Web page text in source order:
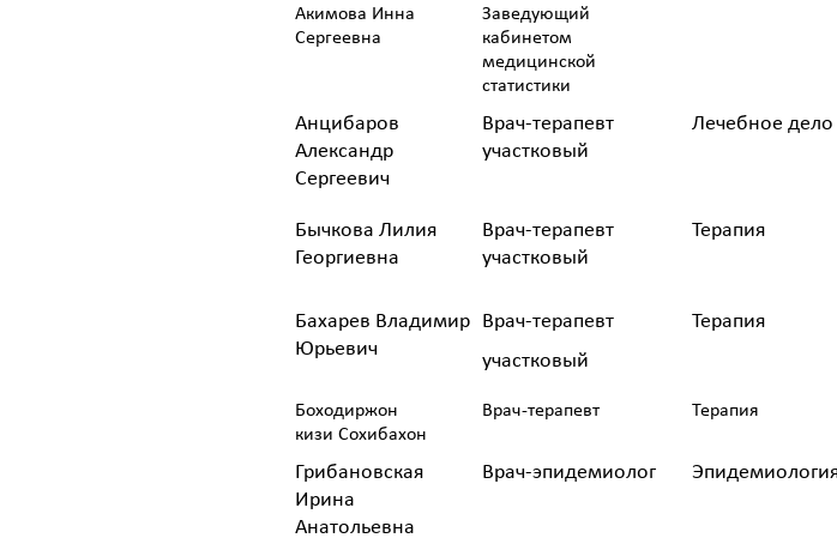
Акимова Инна
Сергеевна
Заведующий
кабинетом
медицинской
статистики
Анцибаров
Александр
Сергеевич
Врач-терапевт
участковый
Лечебное дело
Бычкова Лилия
Георгиевна
Врач-терапевт
участковый
Терапия
Бахарев Владимир
Юрьевич
Врач-терапевт
участковый
Терапия
Боходиржон
кизи Сохибахон
Врач-терапевт Терапия
Грибановская
Ирина
Анатольевна
Врач-эпидемиолог